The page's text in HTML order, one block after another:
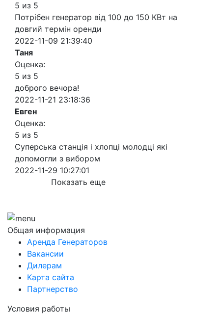
5 из 5
Потрібен генератор від 100 до 150 КВт на
довгий термін оренди
2022-11-09 21:39:40
Таня
Оценка:
5 из 5
доброго вечора!
2022-11-21 23:18:36
Евген
Оценка:
5 из 5
Суперська станція і хлопці молодці які
допомогли з вибором
2022-11-29 10:27:01
Показать еще
Общая информация
Аренда Генераторов
Вакансии
Дилерам
Карта сайта
Партнерство
Условия работы